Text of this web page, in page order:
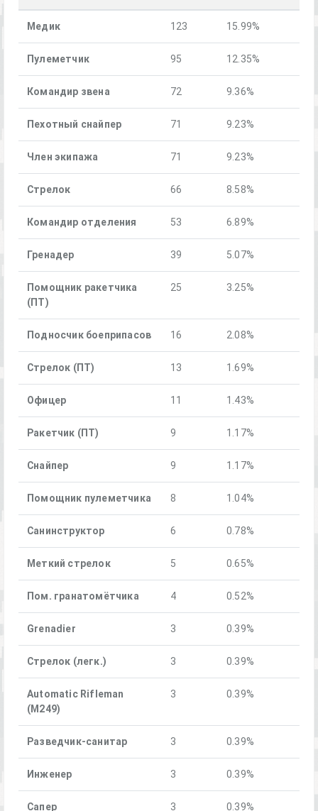
Медик 123 15.99%
Пулеметчик 95 12.35%
Командир звена 72 9.36%
Пехотный снайпер 71 9.23%
Член экипажа 71 9.23%
Стрелок 66 8.58%
Командир отделения 53 6.89%
Гренадер 39 5.07%
Помощник ракетчика
(ПТ)
25 3.25%
Подносчик боеприпасов 16 2.08%
Стрелок (ПТ) 13 1.69%
Офицер 11 1.43%
Ракетчик (ПТ) 9 1.17%
Снайпер 9 1.17%
Помощник пулеметчика 8 1.04%
Санинструктор 6 0.78%
Меткий стрелок 5 0.65%
Пом. гранатомётчика 4 0.52%
Grenadier 3 0.39%
Стрелок (легк.) 3 0.39%
Automatic Rifleman
(M249)
3 0.39%
Разведчик-санитар 3 0.39%
Инженер 3 0.39%
Сапер 3 0.39%